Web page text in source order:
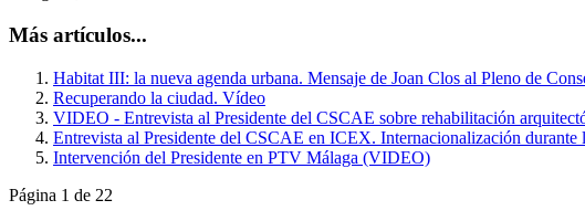
Más artículos...
Habitat III: la nueva agenda urbana. Mensaje de Joan Clos al Pleno de
Recuperando la ciudad. Vídeo
VIDEO - Entrevista al Presidente del CSCAE sobre rehabilitación
Entrevista al Presidente del CSCAE en ICEX. Internacionalización
Intervención del Presidente en PTV Málaga (VIDEO)
Página 1 de 22